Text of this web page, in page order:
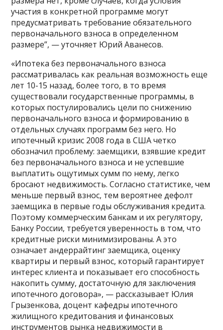
участия в конкретной программе могут
предусматривать требование обязательного
первоначального взноса в определенном
размере”, — уточняет Юрий Аванесов.
«Ипотека без первоначального взноса
рассматривалась как реальная возможность еще
лет 10-15 назад, более того, в то время
существовали государственные программы, в
которых постулировались цели по снижению
первоначального взноса и формированию в
отдельных случаях программ без него. Но
ипотечный кризис 2008 года в США четко
обозначил проблему: заемщики, взявшие кредит
без первоначального взноса и не успевшие
выплатить ощутимых сумм по нему, легко
бросают недвижимость. Согласно статистике, чем
меньше первый взнос, тем вероятнее дефолт
заемщика в первые годы обслуживания кредита.
Поэтому коммерческим банкам и их регулятору,
Банку России, требуется уверенность в том, что
кредитные риски минимизированы. А это
означает андеррайтинг заемщика, оценку
квартиры и первый взнос, который гарантирует
интерес клиента и показывает его способность
накопить сумму, достаточную для заключения
ипотечного договора», — рассказывает Юлия
Грызенкова, доцент кафедры ипотечного
жилищного кредитования и финансовых
инструментов рынка недвижимости в